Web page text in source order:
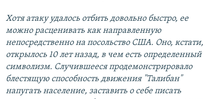
Хотя атаку удалось отбить довольно быстро, ее
можно расценивать как направленную
непосредственно на посольство США. Оно, кстати,
открылось 10 лет назад, в чем есть определенный
символизм. Случившееся продемонстрировало
блестящую способность движения "Талибан"
напугать население, заставить о себе писать